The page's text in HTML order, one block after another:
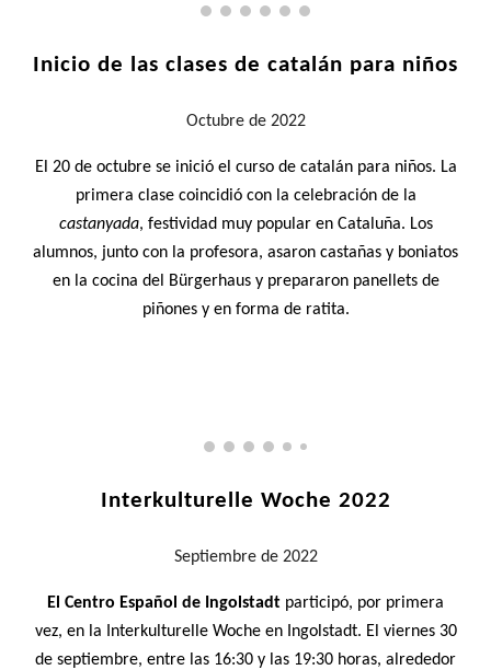
Inicio de las clases de catalán para niños
Octubre de 2022
El 20 de octubre se inició el curso de catalán para niños. La
primera clase coincidió con la celebración de la
castanyada, festividad muy popular en Cataluña. Los
alumnos, junto con la profesora, asaron castañas y boniatos
en la cocina del Bürgerhaus y prepararon panellets de
piñones y en forma de ratita.
Interkulturelle Woche 2022
Septiembrede 2022
El Centro Español de Ingolstadt participó, por primera
vez, en la Interkulturelle Woche en Ingolstadt. El viernes 30
de septiembre, entre las 16:30 y las 19:30 horas, alrededor